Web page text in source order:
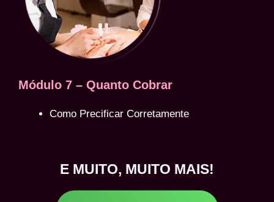
Módulo 7 – Quanto Cobrar
Como Precificar Corretamente
E MUITO, MUITO MAIS!